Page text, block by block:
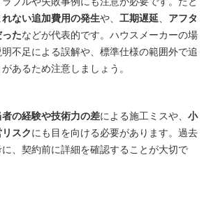
ない追加費用の発生や、 工期遅延、 アフタ
たなどが代表的です。ハウスメーカーの場
不足による誤解や、標準仕様の範囲外で追
あるため注意しましょう。
の経験や技術力の差による施工ミスや、 小
スクにも目を向ける必要があります。過去
、契約前に詳細を確認することが大切で